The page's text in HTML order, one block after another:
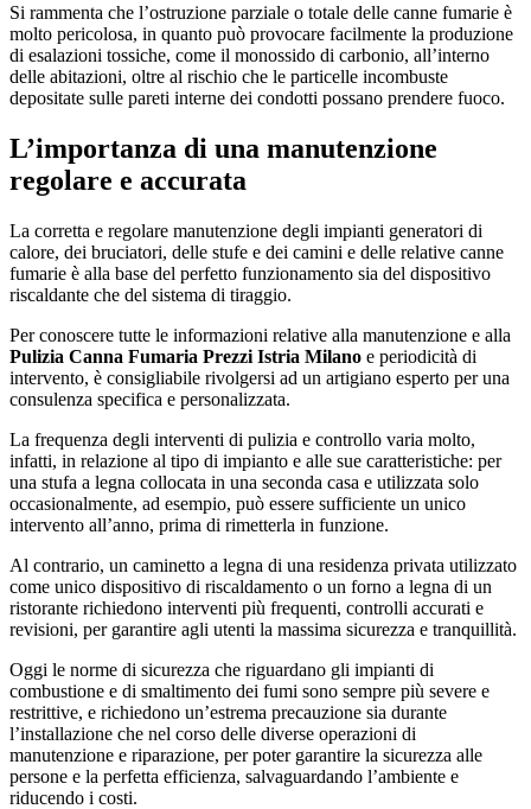
Si rammenta che l’ostruzione parziale o totale delle canne fumarie è
molto pericolosa, in quanto può provocare facilmente la produzione
di esalazioni tossiche, come il monossido di carbonio, all’interno
delle abitazioni, oltre al rischio che le particelle incombuste
depositate sulle pareti interne dei condotti possano prendere fuoco.
L’importanza di una manutenzione
regolare e accurata
La corretta e regolare manutenzione degli impianti generatori di
calore, dei bruciatori, delle stufe e dei camini e delle relative canne
fumarie è alla base del perfetto funzionamento sia del dispositivo
riscaldante che del sistema di tiraggio.
Per conoscere tutte le informazioni relative alla manutenzione e alla
Pulizia Canna Fumaria Prezzi Istria Milano e periodicità di
intervento, è consigliabile rivolgersi ad un artigiano esperto per una
consulenza specifica e personalizzata.
La frequenza degli interventi di pulizia e controllo varia molto,
infatti, in relazione al tipo di impianto e alle sue caratteristiche: per
una stufa a legna collocata in una seconda casa e utilizzata solo
occasionalmente, ad esempio, può essere sufficiente un unico
intervento all’anno, prima di rimetterla in funzione.
Al contrario, un caminetto a legna di una residenza privata utilizzato
come unico dispositivo di riscaldamento o un forno a legna di un
ristorante richiedono interventi più frequenti, controlli accurati e
revisioni, per garantire agli utenti la massima sicurezza e tranquillità.
Oggi le norme di sicurezza che riguardano gli impianti di
combustione e di smaltimento dei fumi sono sempre più severe e
restrittive, e richiedono un’estrema precauzione sia durante
l’installazione che nel corso delle diverse operazioni di
manutenzione e riparazione, per poter garantire la sicurezza alle
persone e la perfetta efficienza, salvaguardando l’ambiente e
riducendo i costi.